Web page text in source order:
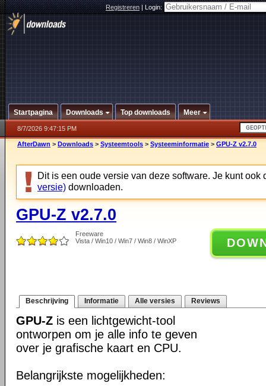
Registreren|Login:
Startpagina Downloads Top downloads Meer
8/7/2026 9:47:15 PM
AfterDawn > Downloads > Systeemtools > Systeeminformatie > GPU-Z v2.7.0
Dit is een oude versie van deze software. Je kunt ook
versie) downloaden.
GPU-Z v2.7.0
Freeware
Vista / Win10 / Win7 / Win8 / WinXP
Beschrijving Informatie Alle versies Reviews
GPU-Z is een lichtgewicht-tool
ontworpen om je alle info te geven
over je grafische kaart en CPU.
Belangrijkste mogelijkheden: